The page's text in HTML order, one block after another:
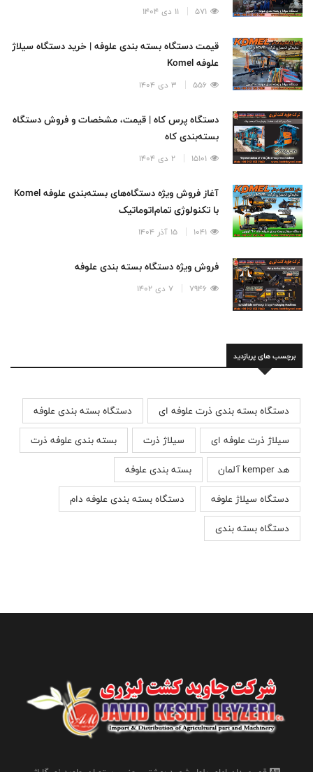
571 11 دی 1404
قیمت دستگاه بسته بندی علوفه | خرید دستگاه سیلاژ
علوفه Komel
556 3 دی 1404
دستگاه پرس کاه | قیمت، مشخصات و فروش دستگاه
بسته‌بندی کاه
15101 2 دی 1404
آغاز فروش ویژه دستگاه‌های بسته‌بندی علوفه Komel
با تکنولوژی تمام‌اتوماتیک
1041 15 آذر 1404
فروش ویژه دستگاه بسته بندی علوفه
7946 7 دی 1402
برچسب های پربازدید
دستگاه بسته بندی ذرت علوفه ای
دستگاه بسته بندی علوفه
سیلاژ ذرت علوفه ای
سیلاژ ذرت
بسته بندی علوفه ذرت
هد kemper آلمان
بسته بندی علوفه
دستگاه سیلاژ علوفه
دستگاه بسته بندی علوفه دام
دستگاه بسته بندی